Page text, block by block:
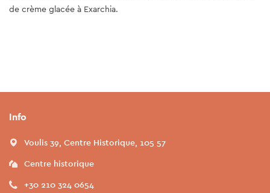
de crème glacée à Exarchia.
Info
Voulis 39, Centre Historique, 105 57
Centre historique
+30 210 324 0654